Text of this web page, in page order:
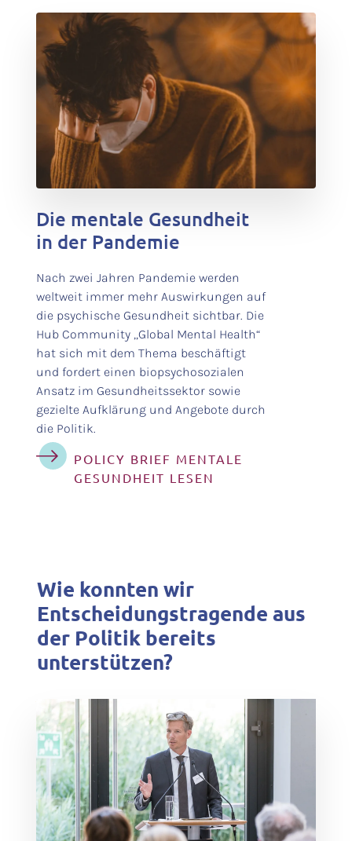
test
Die mentale Gesundheit
in der Pandemie
Nach zwei Jahren Pandemie werden
weltweit immer mehr Auswirkungen auf
die psychische Gesundheit sichtbar. Die
Hub Community „Global Mental Health“
hat sich mit dem Thema beschäftigt
und fordert einen biopsychosozialen
Ansatz im Gesundheitssektor sowie
gezielte Aufklärung und Angebote durch
die Politik.
POLICY BRIEF MENTALE
GESUNDHEIT LESEN
Wie konnten wir
Entscheidungstragende aus
der Politik bereits
unterstützen?